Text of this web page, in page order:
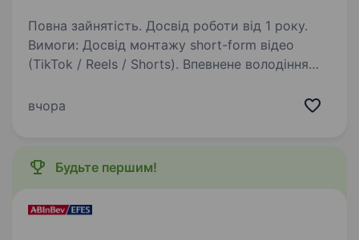
Повна зайнятість. Досвід роботи від 1 року.
Вимоги: Досвід монтажу short-form відео
(TikTok / Reels / Shorts). Впевнене володіння
як працює утримання уваги, хуки та вірусний
вчора
Будьте першим!